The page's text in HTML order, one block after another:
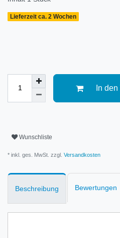
Lieferzeit ca. 2 Wochen
In
Wunschliste
* inkl. ges. MwSt. zzgl. Versandkosten
Beschreibung Bewertungen